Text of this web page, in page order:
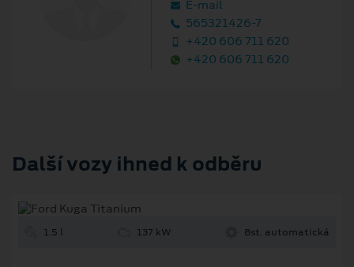
E‑mail
565321426-7
+420 606 711 620
+420 606 711 620
Další vozy ihned k odběru
1.5 l 137 kW 8st. automatická